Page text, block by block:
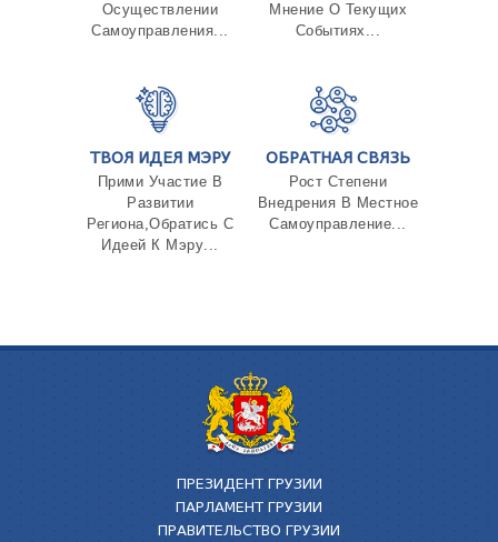
Осуществлении
Самоуправления...
Мнение О Текущих
Событиях...
ТВОЯ ИДЕЯ МЭРУ
Прими Участие В
Развитии
Региона,Обратись С
Идеей К Мэру...
ОБРАТНАЯ СВЯЗЬ
Рост Степени
Внедрения В Местное
Самоуправление...
ПРЕЗИДЕНТ ГРУЗИИ
ПАРЛАМЕНТ ГРУЗИИ
ПРАВИТЕЛЬСТВО ГРУЗИИ